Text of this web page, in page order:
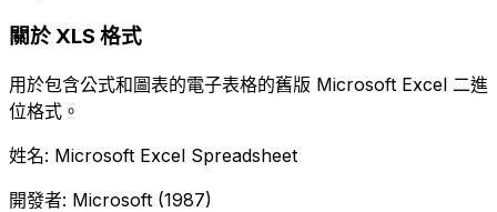
關於 XLS 格式
用於包含公式和圖表的電子表格的舊版 Microsoft Excel 二進
位格式。
姓名: Microsoft Excel Spreadsheet
開發者: Microsoft (1987)